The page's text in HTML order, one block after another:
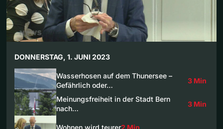
DONNERSTAG, 1. JUNI 2023
Wasserhosen auf dem Thunersee –
Gefährlich oder…
3 Min
Meinungsfreiheit in der Stadt Bern
nach…
3 Min
Wohnen wird teurer2 Min